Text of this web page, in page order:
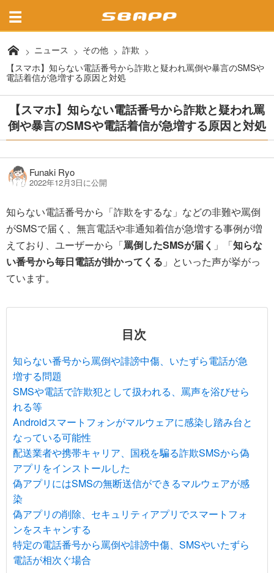
ニュース その他
詐欺
【スマホ】知らない電話番号から詐欺と疑われ罵倒や暴言のSMSや
電話着信が急増する原因と対処
【スマホ】知らない電話番号から詐欺と疑われ罵
倒や暴言のSMSや電話着信が急増する原因と対処
Funaki Ryo
2022年12月3日に公開
知らない電話番号から「詐欺をするな」などの非難や罵倒
がSMSで届く、無言電話や非通知着信が急増する事例が増
えており、ユーザーから「罵倒したSMSが届く 」「知らな
い番号から毎日電話が掛かってくる 」といった声が挙がっ
ています。
目次
知らない番号から罵倒や誹謗中傷、いたずら電話が急
増する問題
SMSや電話で詐欺犯として扱われる、罵声を浴びせら
れる等
Androidスマートフォンがマルウェアに感染し踏み台と
なっている可能性
配送業者や携帯キャリア、国税を騙る詐欺SMSから偽
アプリをインストールした
偽アプリにはSMSの無断送信ができるマルウェアが感
染
偽アプリの削除、セキュリティアプリでスマートフォ
ンをスキャンする
特定の電話番号から罵倒や誹謗中傷、SMSやいたずら
電話が相次ぐ場合